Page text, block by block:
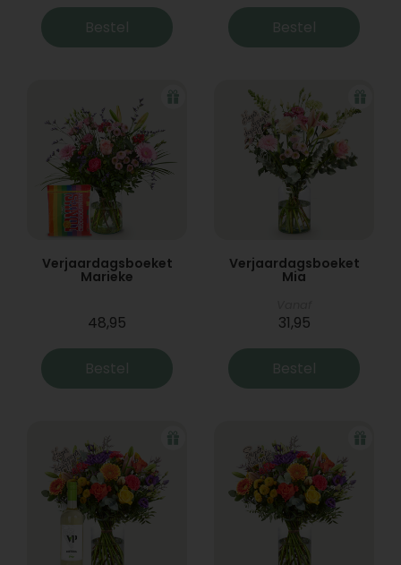
Bestel Bestel
Verjaardagsboeket
Marieke
48,95
Bestel
Verjaardagsboeket
Mia
31,95
Bestel